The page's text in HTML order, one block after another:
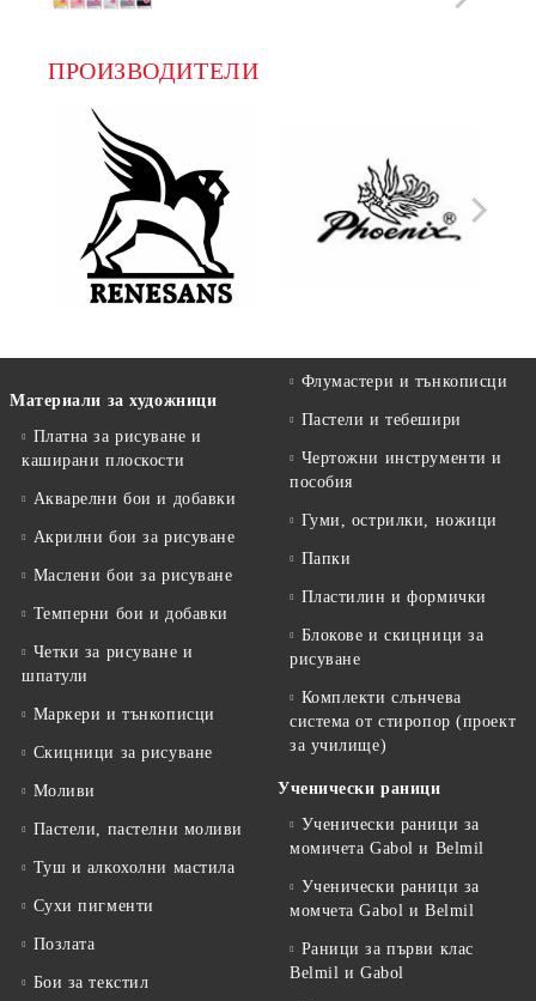
ПРОИЗВОДИТЕЛИ
Материали за художници
Платна за рисуване и
каширани плоскости
Акварелни бои и добавки
Акрилни бои за рисуване
Маслени бои за рисуване
Темперни бои и добавки
Четки за рисуване и
шпатули
Маркери и тънкописци
Скицници за рисуване
Моливи
Пастели, пастелни моливи
Туш и алкохолни мастила
Сухи пигменти
Позлата
Бои за текстил
Флумастери и тънкописци
Пастели и тебешири
Чертожни инструменти и
пособия
Гуми, острилки, ножици
Папки
Пластилин и формички
Блокове и скицници за
рисуване
Комплекти слънчева
система от стиропор (проект
за училище)
Ученически раници
Ученически раници за
момичета Gabol и Belmil
Ученически раници за
момчета Gabol и Belmil
Раници за първи клас
Belmil и Gabol